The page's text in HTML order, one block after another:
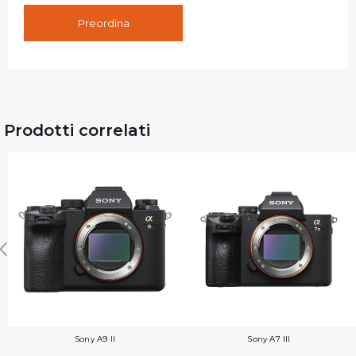
Preordina
Prodotti correlati
Sony A9 II Sony A7 III